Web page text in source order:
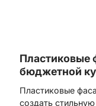
Пластиковые
бюджетной
Пластиковые
создать